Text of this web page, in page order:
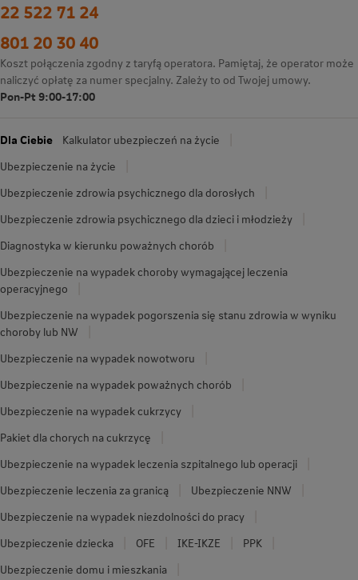
22 522 71 24
801 20 30 40
Koszt połączenia zgodny z taryfą operatora. Pamiętaj, że operator może
naliczyć opłatę za numer specjalny. Zależy to od Twojej umowy.
Pon-Pt 9:00-17:00
Dla Ciebie
Kalkulator ubezpieczeń na życie
Ubezpieczenie na życie
Ubezpieczenie zdrowia psychicznego dla dorosłych
Ubezpieczenie zdrowia psychicznego dla dzieci i młodzieży
Diagnostyka w kierunku poważnych chorób
Ubezpieczenie na wypadek choroby wymagającej leczenia
operacyjnego
Ubezpieczenie na wypadek pogorszenia się stanu zdrowia w wyniku
choroby lub NW
Ubezpieczenie na wypadek nowotworu
Ubezpieczenie na wypadek poważnych chorób
Ubezpieczenie na wypadek cukrzycy
Pakiet dla chorych na cukrzycę
Ubezpieczenie na wypadek leczenia szpitalnego lub operacji
Ubezpieczenie leczenia za granicą
Ubezpieczenie NNW
Ubezpieczenie na wypadek niezdolności do pracy
Ubezpieczenie dziecka
OFE IKE-IKZE
PPK
Ubezpieczenie domu i mieszkania